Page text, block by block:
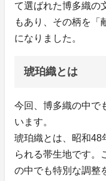
て選ばれた博多織の
もあり、その柄を「
になりました。
琥珀織とは
今回、博多織の中で
います。
琥珀織とは、昭和48
られる帯生地です。
の中でも特別な調整